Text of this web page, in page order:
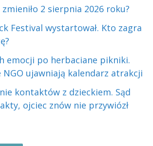
2 sierpnia 2026 roku?
Festival wystartował. Kto zagra
emocji po herbaciane pikniki.
ujawniają kalendarz atrakcji
kontaktów z dzieckiem. Sąd
ojciec znów nie przywiózł